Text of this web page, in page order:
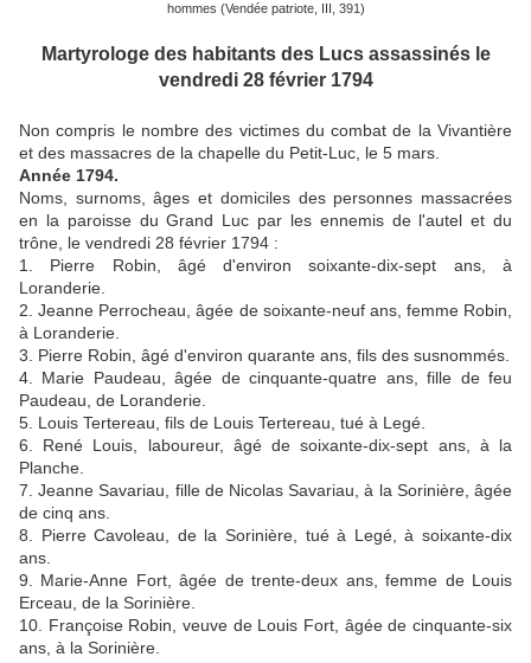
hommes (Vendée patriote, III, 391)
Martyrologe des habitants des Lucs assassinés le
vendredi 28 février 1794
Non compris le nombre des victimes du combat de la Vivantière
et des massacres de la chapelle du Petit-Luc, le 5 mars.
Année 1794.
Noms, surnoms, âges et domiciles des personnes massacrées
en la paroisse du Grand Luc par les ennemis de l'autel et du
trône, le vendredi 28 février 1794 :
1. Pierre Robin, âgé d'environ soixante-dix-sept ans, à
Loranderie.
2. Jeanne Perrocheau, âgée de soixante-neuf ans, femme Robin,
à Loranderie.
3. Pierre Robin, âgé d'environ quarante ans, fils des susnommés.
4. Marie Paudeau, âgée de cinquante-quatre ans, fille de feu
Paudeau, de Loranderie.
5. Louis Tertereau, fils de Louis Tertereau, tué à Legé.
6. René Louis, laboureur, âgé de soixante-dix-sept ans, à la
Planche.
7. Jeanne Savariau, fille de Nicolas Savariau, à la Sorinière, âgée
de cinq ans.
8. Pierre Cavoleau, de la Sorinière, tué à Legé, à soixante-dix
ans.
9. Marie-Anne Fort, âgée de trente-deux ans, femme de Louis
Erceau, de la Sorinière.
10. Françoise Robin, veuve de Louis Fort, âgée de cinquante-six
ans, à la Sorinière.